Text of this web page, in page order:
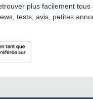
plus facilement tous
tests, avis, petites